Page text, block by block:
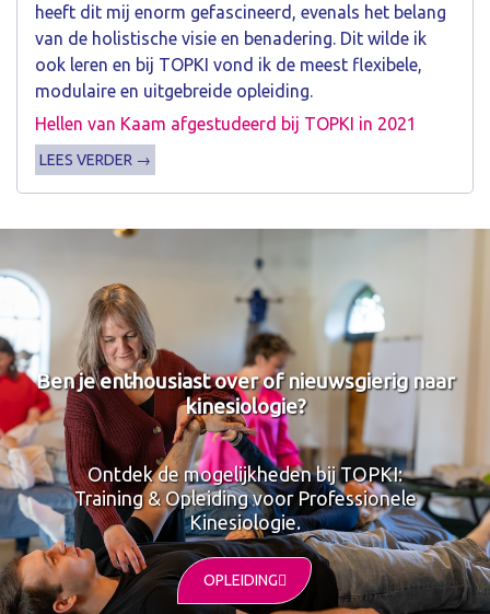
heeft dit mij enorm gefascineerd, evenals het belang
van de holistische visie en benadering. Dit wilde ik
ook leren en bij TOPKI vond ik de meest flexibele,
modulaire en uitgebreide opleiding.
Hellen van Kaam afgestudeerd bij TOPKI in 2021
LEES VERDER →
Ben je enthousiast over of nieuwsgierig naar
kinesiologie?
Ontdek de mogelijkheden bij TOPKI:
Training & Opleiding voor Professionele
Kinesiologie.
OPLEIDING